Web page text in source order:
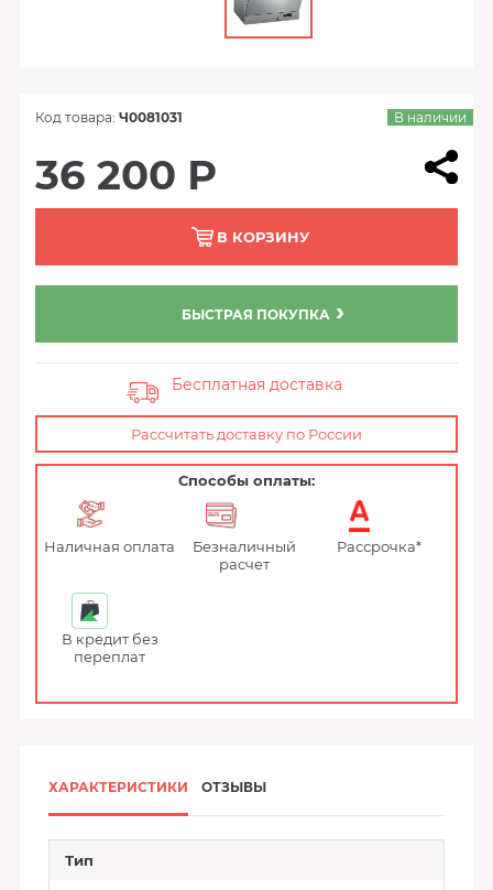
Код товара: Ч0081031 В наличии
36 200 Р
В КОРЗИНУ
БЫСТРАЯ ПОКУПКА
Бесплатная доставка
Рассчитать доставку по России
Способы оплаты:
Наличная оплата
Безналичный
расчет
Рассрочка*
В кредит без
переплат
ХАРАКТЕРИСТИКИ ОТЗЫВЫ
Тип